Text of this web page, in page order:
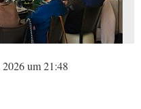
um 21:48